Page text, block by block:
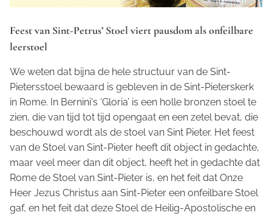
Feest van Sint-Petrus’ Stoel viert pausdom als onfeilbare
leerstoel
We weten dat bijna de hele structuur van de Sint-
Pietersstoel bewaard is gebleven in de Sint-Pieterskerk
in Rome. In Bernini's ‘Gloria’ is een holle bronzen stoel te
zien, die van tijd tot tijd opengaat en een zetel bevat, die
beschouwd wordt als de stoel van Sint Pieter. Het feest
van de Stoel van Sint-Pieter heeft dit object in gedachte,
maar veel meer dan dit object, heeft het in gedachte dat
Rome de Stoel van Sint-Pieter is, en het feit dat Onze
Heer Jezus Christus aan Sint-Pieter een onfeilbare Stoel
gaf, en het feit dat deze Stoel de Heilig-Apostolische en